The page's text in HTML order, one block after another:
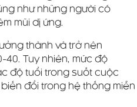
như những người có
mũi dị ứng.
thành và trở nên
Tuy nhiên, mức độ
độ tuổi trong suốt cuộc
đổi trong hệ thống miễn